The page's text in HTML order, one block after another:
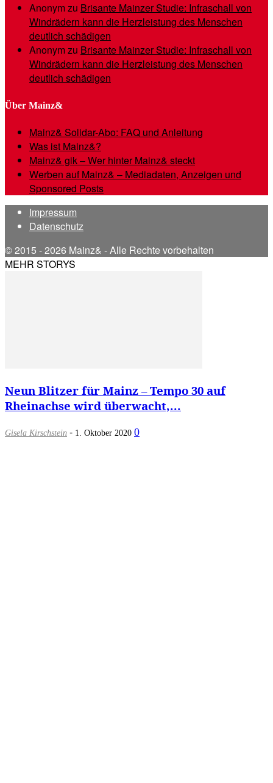
Anonymzu Brisante Mainzer Studie: Infraschall von
Windrädern kann die Herzleistung des Menschen
deutlich schädigen
Anonymzu Brisante Mainzer Studie: Infraschall von
Windrädern kann die Herzleistung des Menschen
deutlich schädigen
Über Mainz&
Mainz& Solidar-Abo: FAQ und Anleitung
Was ist Mainz&?
Mainz& gik – Wer hinter Mainz& steckt
Werben auf Mainz& – Mediadaten, Anzeigen und
Sponsored Posts
Impressum
Datenschutz
© 2015 - 2026 Mainz& - Alle Rechte vorbehalten
MEHR STORYS
Neun Blitzer für Mainz – Tempo 30 auf
Rheinachse wird überwacht,...
Gisela Kirschstein - 1. Oktober 2020 0